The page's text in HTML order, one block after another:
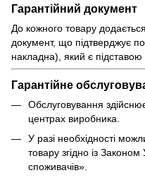
Гарантійний документ
До кожного товару
документ, що підтверджує
накладна), який є підставою
Гарантійне
Обслуговування
центрах виробника.
У разі необхідності
товару згідно із
споживачів».